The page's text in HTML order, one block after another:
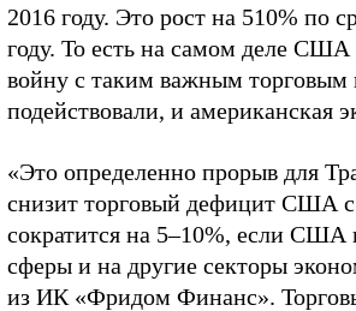
2016 году. Это рост на 510% по
году. То есть на самом деле США
войну с таким важным торговым
подействовали, и американская
«Это определенно прорыв для
снизит торговый дефицит США
сократится на 5–10%, если США
сферы и на другие секторы
из ИК «Фридом Финанс».